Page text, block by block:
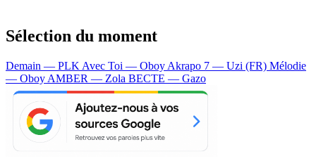
Sélection du moment
Demain — PLK Avec Toi — Oboy Akrapo 7 — Uzi (FR) Mélodie
— Oboy AMBER — Zola BECTE — Gazo